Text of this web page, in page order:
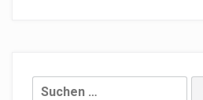
Suchen